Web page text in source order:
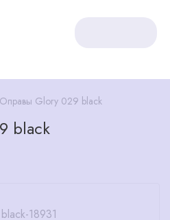
Оправы Glory 029 black
black